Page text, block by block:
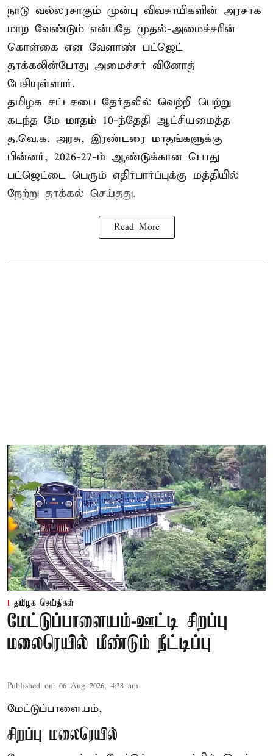
நாடு வல்லரசாகும் முன்பு விவசாயிகளின் அரசாக
மாற வேண்டும் என்பதே முதல்-அமைச்சரின்
கொள்கை என வேளாண் பட்ஜெட்
தாக்கலின்போது அமைச்சர் வினோத்
பேசியுள்ளார்.
தமிழக சட்டசபை தேர்தலில் வெற்றி பெற்று
கடந்த மே மாதம் 10-ந்தேதி ஆட்சியமைத்த
த.வெ.க. அரசு, இரண்டரை மாதங்களுக்கு
பின்னர், 2026-27-ம் ஆண்டுக்கான பொது
பட்ஜெட்டை பெரும் எதிர்பார்ப்புக்கு மத்தியில்
நேற்று தாக்கல் செய்தது.
Read More
தமிழக செய்திகள்
மேட்டுப்பாளையம்-ஊட்டி சிறப்பு
மலைரெயில் மீண்டும் நீட்டிப்பு
Published on: 06 Aug 2026, 4:38 am
மேட்டுப்பாளையம்,
சிறப்பு மலைரெயில்